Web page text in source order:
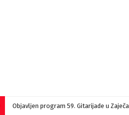
Objavljen program 59. Gitarijade u